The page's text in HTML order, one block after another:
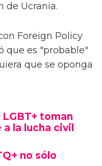
de Ucrania.
Foreign Policy
que es "probable"
que se oponga
toman
a la lucha civil
no sólo